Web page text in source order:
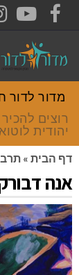
מדור לדור
רוצים
יהודית לוטואק 054-
דף הבית »
אנה